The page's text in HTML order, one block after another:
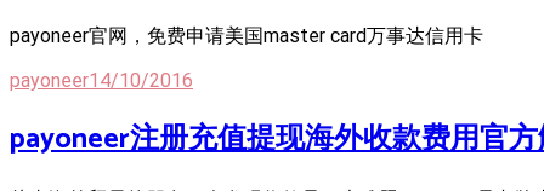
payoneer官网，免费申请美国master card万事达信用卡
payoneer14/10/2016
payoneer注册充值提现海外收款费用官